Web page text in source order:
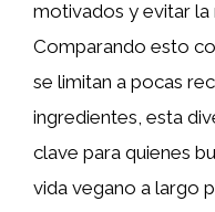
motivados y evitar la
Comparando esto
se limitan a pocas
ingredientes, esta
clave para quienes
vida vegano a largo